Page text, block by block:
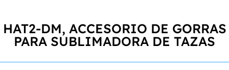
HAT2-DM, ACCESORIO DE GORRAS
PARA SUBLIMADORA DE TAZAS